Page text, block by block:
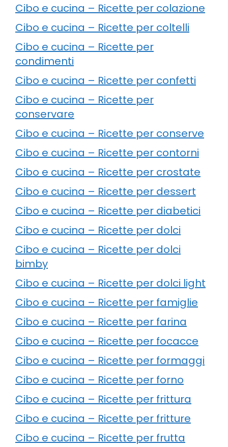
Cibo e cucina – Ricette per colazione
Cibo e cucina – Ricette per coltelli
Cibo e cucina – Ricette per
condimenti
Cibo e cucina – Ricette per confetti
Cibo e cucina – Ricette per
conservare
Cibo e cucina – Ricette per conserve
Cibo e cucina – Ricette per contorni
Cibo e cucina – Ricette per crostate
Cibo e cucina – Ricette per dessert
Cibo e cucina – Ricette per diabetici
Cibo e cucina – Ricette per dolci
Cibo e cucina – Ricette per dolci
bimby
Cibo e cucina – Ricette per dolci light
Cibo e cucina – Ricette per famiglie
Cibo e cucina – Ricette per farina
Cibo e cucina – Ricette per focacce
Cibo e cucina – Ricette per formaggi
Cibo e cucina – Ricette per forno
Cibo e cucina – Ricette per frittura
Cibo e cucina – Ricette per fritture
Cibo e cucina – Ricette per frutta